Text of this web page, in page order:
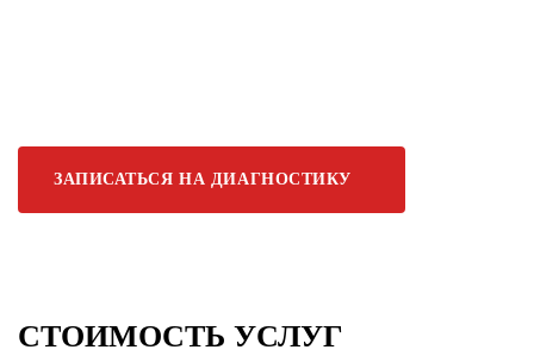
ЗАПИСАТЬСЯ НА ДИАГНОСТИКУ
СТОИМОСТЬ УСЛУГ